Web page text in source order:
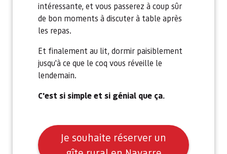
intéressante, et vous passerez à coup sûr
de bon moments à discuter à table après
les repas.
Et finalement au lit, dormir paisiblement
jusqu'à ce que le coq vous réveille le
lendemain.
C'est si simple et si génial que ça.
Je souhaite réserver un